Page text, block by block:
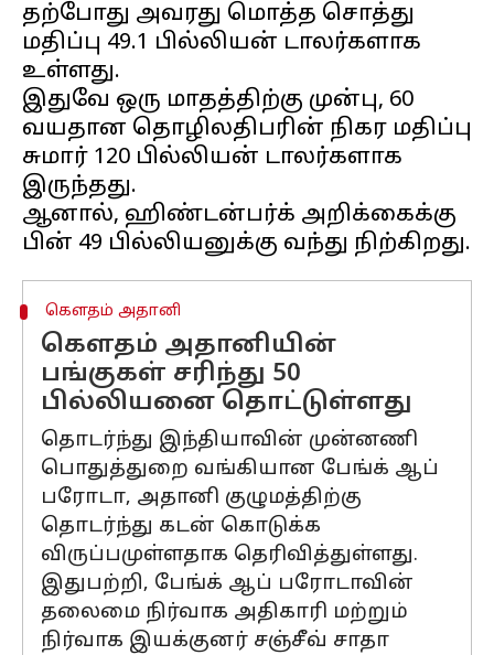
தற்போது அவரது மொத்த சொத்து
மதிப்பு 49.1 பில்லியன் டாலர்களாக
உள்ளது.
இதுவே ஒரு மாதத்திற்கு முன்பு, 60
வயதான தொழிலதிபரின் நிகர மதிப்பு
சுமார் 120 பில்லியன் டாலர்களாக
இருந்தது.
ஆனால், ஹிண்டன்பர்க் அறிக்கைக்கு
கெளதம் அதானி
கெளதம் அதானியின்
பங்குகள் சரிந்து 50
பில்லியனை தொட்டுள்ளது
தொடர்ந்து இந்தியாவின் முன்னணி
பொதுத்துறை வங்கியான பேங்க் ஆப்
பரோடா, அதானி குழுமத்திற்கு
தொடர்ந்து கடன் கொடுக்க
விருப்பமுள்ளதாக தெரிவித்துள்ளது.
இதுபற்றி, பேங்க் ஆப் பரோடாவின்
தலைமை நிர்வாக அதிகாரி மற்றும்
நிர்வாக இயக்குனர் சஞ்சீவ் சாதா